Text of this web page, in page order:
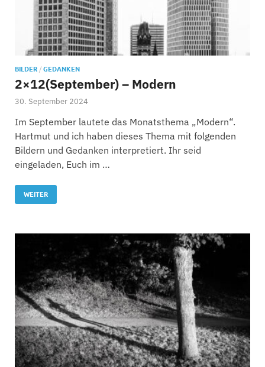
BILDER / GEDANKEN
2×12(September) – Modern
30. September 2024
Im September lautete das Monatsthema „Modern“.
Hartmut und ich haben dieses Thema mit folgenden
Bildern und Gedanken interpretiert. Ihr seid
eingeladen, Euch im …
WEITER